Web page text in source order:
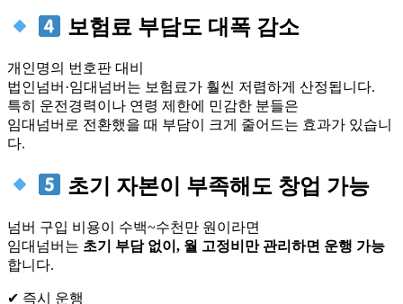
보험료 부담도 대폭 감소
개인명의 번호판 대비
법인넘버·임대넘버는 보험료가 훨씬 저렴하게 산정됩니다.
특히 운전경력이나 연령 제한에 민감한 분들은
임대넘버로 전환했을 때 부담이 크게 줄어드는 효과가 있습니
다.
초기 자본이 부족해도 창업 가능
넘버 구입 비용이 수백~수천만 원이라면
임대넘버는 초기 부담 없이, 월 고정비만 관리하면 운행 가능
합니다.
✔ 즉시 운행